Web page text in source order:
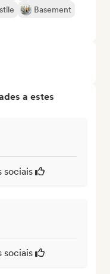
Basement
a estes
sociais
sociais